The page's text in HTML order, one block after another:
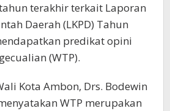
terakhir terkait Laporan
Daerah (LKPD) Tahun
predikat opini
(WTP).
Kota Ambon, Drs. Bodewin
WTP merupakan